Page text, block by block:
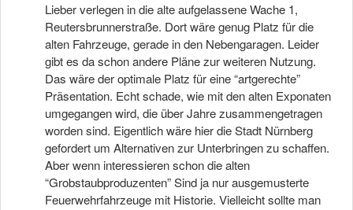
Lieber verlegen in die alte aufgelassene Wache 1,
Reutersbrunnerstraße. Dort wäre genug Platz für die
alten Fahrzeuge, gerade in den Nebengaragen. Leider
gibt es da schon andere Pläne zur weiteren Nutzung.
Das wäre der optimale Platz für eine “artgerechte”
Präsentation. Echt schade, wie mit den alten Exponaten
umgegangen wird, die über Jahre zusammengetragen
worden sind. Eigentlich wäre hier die Stadt Nürnberg
gefordert um Alternativen zur Unterbringen zu schaffen.
Aber wenn interessieren schon die alten
“Grobstaubproduzenten” Sind ja nur ausgemusterte
Feuerwehrfahrzeuge mit Historie. Vielleicht sollte man